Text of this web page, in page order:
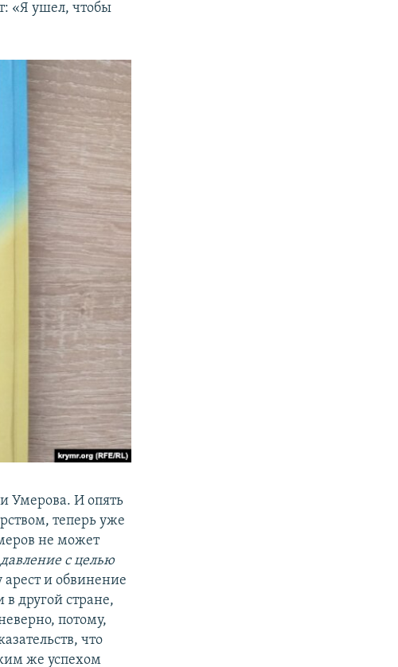
«Я ушел, чтобы
Умерова. И опять
теперь уже
не может
с целью
и обвинение
другой стране,
потому,
что
же успехом